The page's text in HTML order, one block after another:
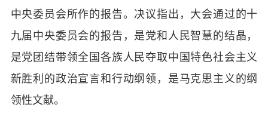
中央委员会所作的报告。决议指出，大会通过的十
九届中央委员会的报告，是党和人民智慧的结晶，
是党团结带领全国各族人民夺取中国特色社会主义
新胜利的政治宣言和行动纲领，是马克思主义的纲
领性文献。